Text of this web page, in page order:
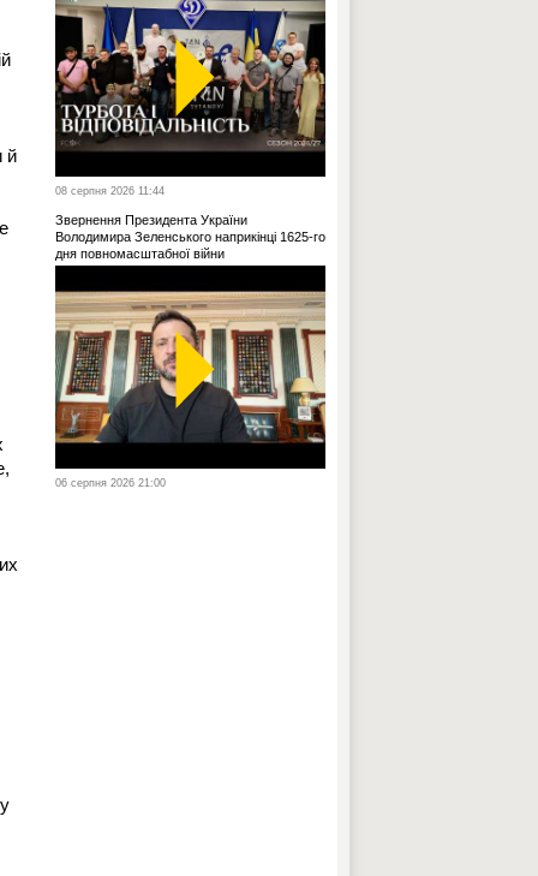
й
08 серпня 2026 11:44
Звернення Президента України
Володимира Зеленського наприкінці 1625-го
дня повномасштабної війни
06 серпня 2026 21:00